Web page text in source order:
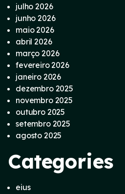
julho 2026
junho 2026
maio 2026
abril 2026
março 2026
fevereiro 2026
janeiro 2026
dezembro 2025
novembro 2025
outubro 2025
setembro 2025
agosto 2025
Categories
eius